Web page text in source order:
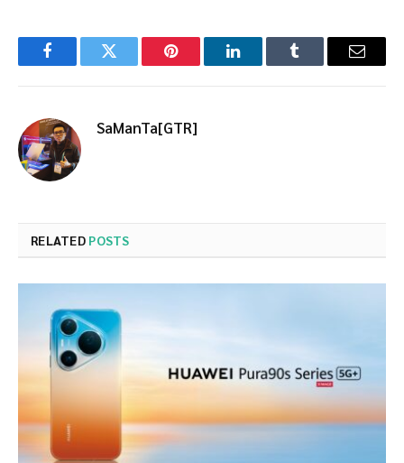
FacebookTwitter Pinterest LinkedInTumblr Email
SaManTa[GTR]
RELATED POSTS